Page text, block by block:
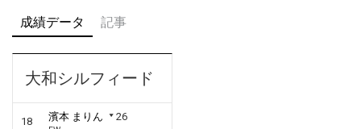
成績データ 記事
大和シルフィード
18 濱本 まりん 26